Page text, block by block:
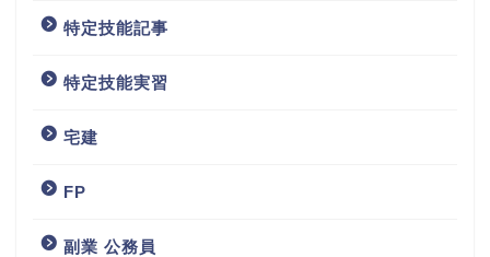
特定技能記事
特定技能実習
宅建
FP
副業 公務員